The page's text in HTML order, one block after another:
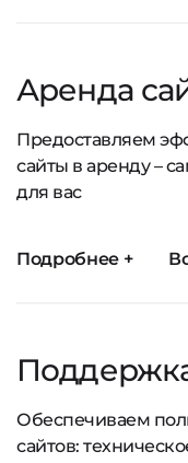
Аренда
Предоставляем
сайты в аренду –
для вас
Подробнее +
Обеспечиваем
сайтов: